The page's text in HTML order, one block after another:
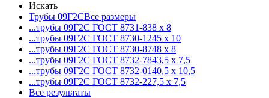
Искать
Трубы 09Г2СВсе размеры
...трубы 09Г2С ГОСТ 8731-838 x 8
...трубы 09Г2С ГОСТ 8730-1245 x 10
...трубы 09Г2С ГОСТ 8730-8748 x 8
...трубы 09Г2С ГОСТ 8732-7843,5 x 7,5
...трубы 09Г2С ГОСТ 8732-0140,5 x 10,5
...трубы 09Г2С ГОСТ 8732-227,5 x 7,5
Все результаты